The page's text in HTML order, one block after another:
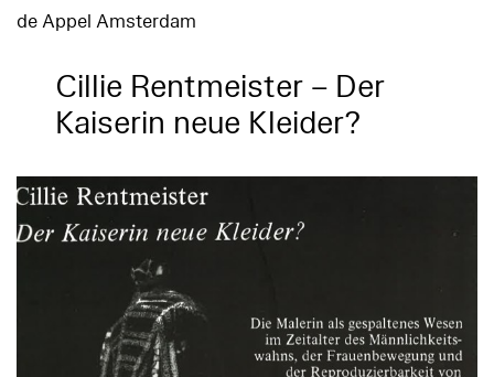
de Appel Amsterdam
Cillie Rentmeister – Der
Kaiserin neue Kleider?